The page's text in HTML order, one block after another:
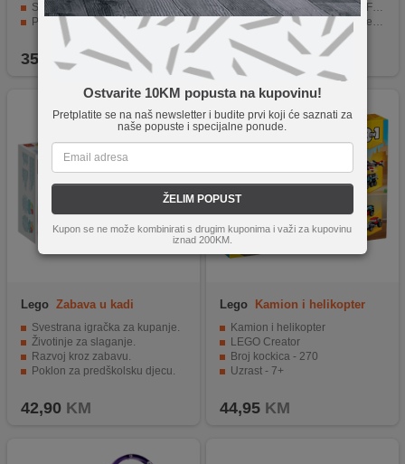
Ostvarite 10KM popusta na kupovinu!
Pretplatite se na naš newsletter i budite prvi koji će saznati za
naše popuste i specijalne ponude.
ŽELIM POPUST
Kupon se ne može kombinirati s drugim kuponima i važi za kupovinu
iznad 200KM.
Spremište za oružje i brodska kuhinja.
Potiče kreativnost i motoričke sposobnosti djeteta.
Dolazi s gusarskim kapetanom i posadom.
359,90KM
Sadrži lutkicu Miju iz LEGO Friends serije
Kutija u obliku sportske torbe za jednostavno spremanje
Visoka kvaliteta i sigurnost elementa
20,00KM
Lego Zabava u kadi
Svestrana igračka za kupanje.
Životinje za slaganje.
Razvoj kroz zabavu.
Poklon za predškolsku djecu.
42,90 KM
Lego Kamion i helikopter
Kamion i helikopter
LEGO Creator
Broj kockica - 270
Uzrast - 7+
44,95KM